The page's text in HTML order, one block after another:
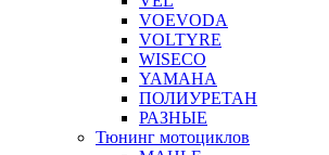
VOEVODA
VOLTYRE
WISECO
YAMAHA
ПОЛИУРЕТАН
РАЗНЫЕ
Тюнинг мотоциклов